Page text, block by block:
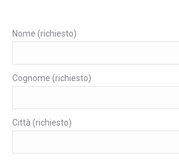
Nome (richiesto)
Cognome (richiesto)
Città (richiesto)